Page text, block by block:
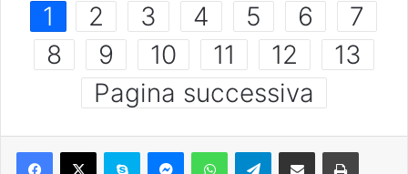
1 2 3 4 5 6
7
8
9 10 11 12
13
Pagina successiva